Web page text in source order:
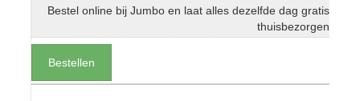
Bestel online bij Jumbo en laat alles dezelfde dag gratis
thuisbezorgen
Bestellen